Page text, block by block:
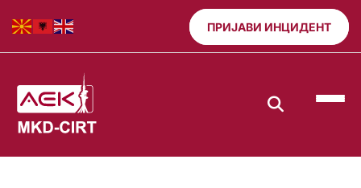
ПРИЈАВИ ИНЦИДЕНТ